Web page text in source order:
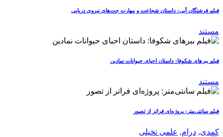
فیلم فرشتگان آبی: داستان شجاعت و مهارت جت‌های نیروی دریایی
مستند
فیلم ببرهای شکوفا: داستان احیای حیوانات نمادین
مستند
فیلم سانتی‌متر: پروژه‌ای فراتر از تصور
کمدی, درام, علمی تخیلی